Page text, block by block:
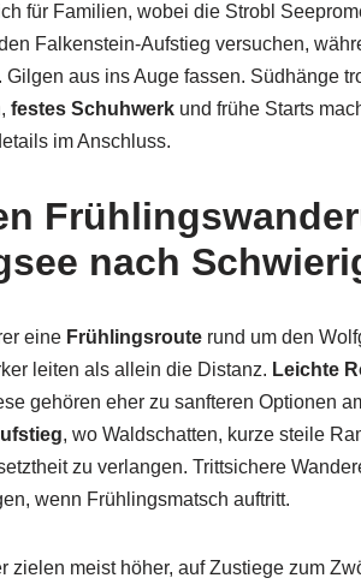
für Familien, wobei die Strobl
Falkenstein-Aufstieg versuchen,
Gilgen aus ins Auge fassen. Südhänge
festes Schuhwerkund frühe Starts
im Anschluss.
nach
eine Frühlingsrouterund um den
leiten als allein die Distanz. Leichte
gehören eher zu sanfteren Optionen
, wo Waldschatten, kurze steile
zu verlangen. Trittsichere
wenn Frühlingsmatsch auftritt.
zielen meist höher, auf Zustiege zum